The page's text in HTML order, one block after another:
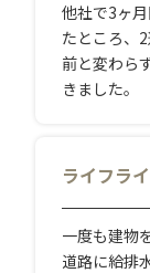
他社で3ヶ
たところ、
前と変わら
きました。
ライフラ
一度も建物
道路に給排